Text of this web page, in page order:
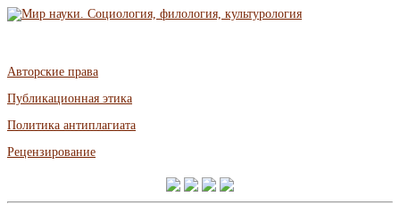
Авторские права
Публикационная этика
Политика антиплагиата
Рецензирование